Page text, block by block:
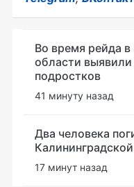
Во время рейда
области
подростков
41 минуту назад
Два человека
17 минут назад